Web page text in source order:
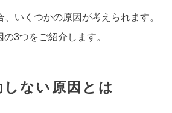
いくつかの原因が考えられます。
3つをご紹介します。
ない原因とは